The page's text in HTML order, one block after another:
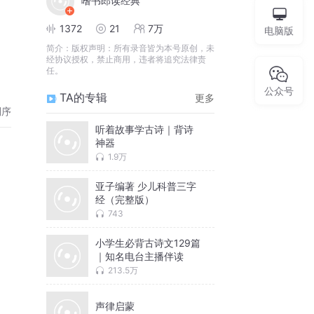
1372 21 7万
简介： 版权声明：所有录音皆为本号原创，未
经协议授权，禁止商用，违者将追究法律责
任。
TA的专辑 更多
听着故事学古诗｜背诗
神器
1.9万
亚子编著 少儿科普三字
经（完整版）
743
小学生必背古诗文129篇
｜知名电台主播伴读
213.5万
声律启蒙
电脑版
公众号